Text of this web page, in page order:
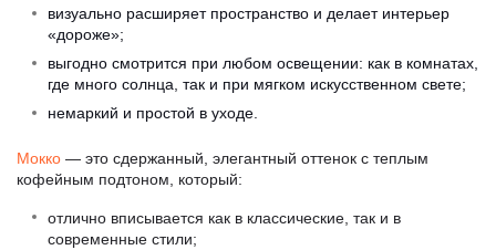
визуально расширяет пространство и делает интерьер
«дороже»;
выгодно смотрится при любом освещении: как в комнатах,
где много солнца, так и при мягком искусственном свете;
немаркий и простой в уходе.
Мокко — это сдержанный, элегантный оттенок с теплым
кофейным подтоном, который:
отлично вписывается как в классические, так и в
современные стили;